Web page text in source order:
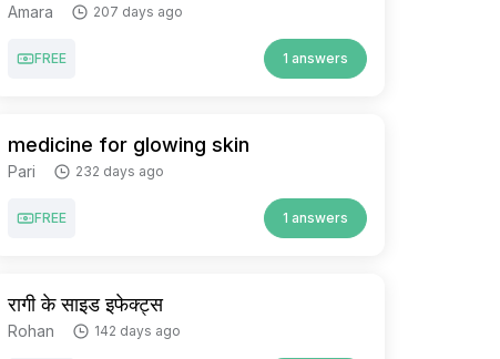
Amara 207 days ago
FREE 1 answers
medicine for glowing skin
Pari 232 days ago
FREE 1 answers
रागी के साइड इफेक्ट्स
Rohan 142 days ago